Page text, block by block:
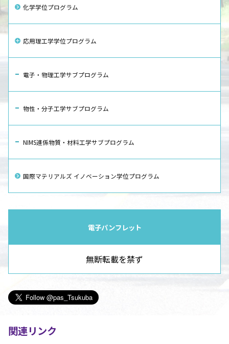
化学学位プログラム
応用理工学学位プログラム
電子・物理工学サブプログラム
物性・分子工学サブプログラム
NIMS連係物質・材料工学サブプログラム
国際マテリアルズ イノベーション学位プログラム
電子パンフレット
無断転載を禁ず
関連リンク